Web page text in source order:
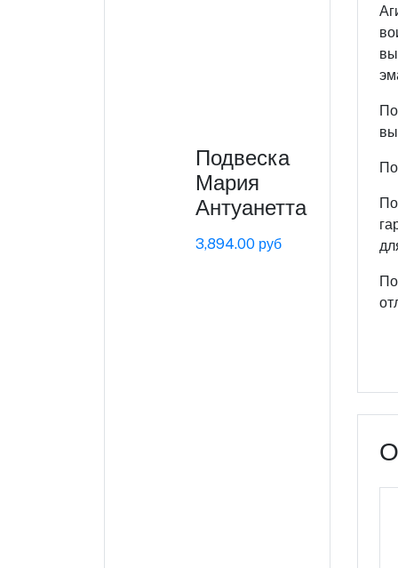
Подвеска
Мария
Антуанетта
3,894.00 руб